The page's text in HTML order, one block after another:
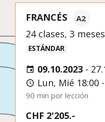
FRANCÉS A2
24 clases, 3 meses
ESTÁNDAR
09.10.2023 -
Lun, Mié 18:00
90 min por lección
CHF 2'205.-